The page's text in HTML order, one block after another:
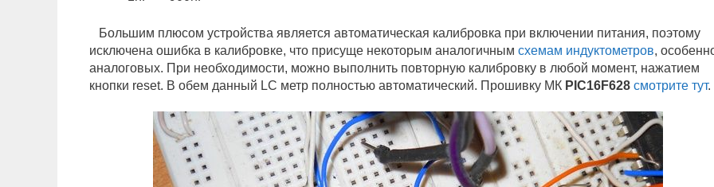
Большим плюсом устройства является автоматическая калибровка при включении питания, поэтому
исключена ошибка в калибровке, что присуще некоторым аналогичным схемам индуктометров,
аналоговых. При необходимости, можно выполнить повторную калибровку в любой момент, нажатием
кнопки reset. В обем данный LC метр полностью автоматический. Прошивку МК PIC16F628 смотрите тут.